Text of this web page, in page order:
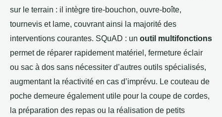
sur le terrain : il intègre tire-bouchon, ouvre-boîte,
tournevis et lame, couvrant ainsi la majorité des
interventions courantes. SQuAD : un outil multifonctions
permet de réparer rapidement matériel, fermeture éclair
ou sac à dos sans nécessiter d’autres outils spécialisés,
augmentant la réactivité en cas d’imprévu. Le couteau de
poche demeure également utile pour la coupe de cordes,
la préparation des repas ou la réalisation de petits